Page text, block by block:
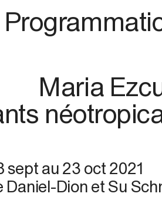
Maria
sept au 23 oct 2021
Daniel-Dion et Su